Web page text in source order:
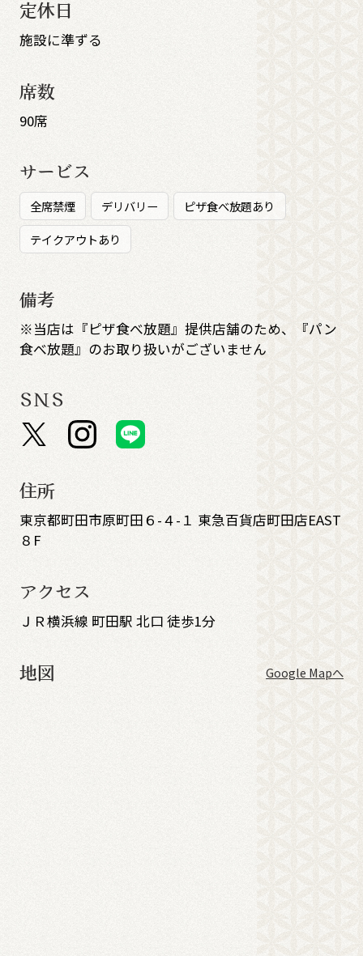
定休日
施設に準ずる
席数
90席
サービス
全席禁煙 デリバリー
ピザ食べ放題あり
テイクアウトあり
備考
※当店は『ピザ食べ放題』提供店舗のため、『パン
食べ放題』のお取り扱いがございません
SNS
住所
東京都町田市原町田６-４-１ 東急百貨店町田店EAST
８F
アクセス
ＪＲ横浜線 町田駅 北口 徒歩1分
地図 Google Mapへ